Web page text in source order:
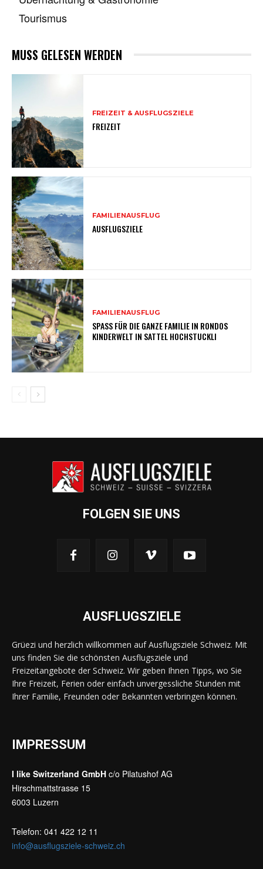
Tourismus
MUSS GELESEN WERDEN
FREIZEIT & AUSFLUGSZIELE
FREIZEIT
FAMILIENAUSFLUG
AUSFLUGSZIELE
FAMILIENAUSFLUG
SPASS FÜR DIE GANZE FAMILIE IN RONDOS
KINDERWELT IN SATTEL HOCHSTUCKLI
FOLGEN SIE UNS
AUSFLUGSZIELE
Grüezi und herzlich willkommen auf Ausflugsziele Schweiz. Mit
uns finden Sie die schönsten Ausflugsziele und
Freizeitangebote der Schweiz. Wir geben Ihnen Tipps, wo Sie
Ihre Freizeit, Ferien oder einfach unvergessliche Stunden mit
Ihrer Familie, Freunden oder Bekannten verbringen können.
IMPRESSUM
I like Switzerland GmbH c/o Pilatushof AG
Hirschmattstrasse 15
6003 Luzern
Telefon: 041 422 12 11
info@ausflugsziele-schweiz.ch